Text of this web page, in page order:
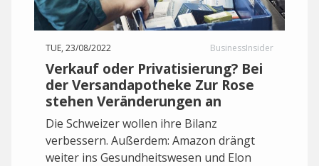
TUE, 23/08/2022 BusinessInsider
Verkauf oder Privatisierung? Bei
der Versandapotheke Zur Rose
stehen Veränderungen an
Die Schweizer wollen ihre Bilanz
verbessern. Außerdem: Amazon drängt
weiter ins Gesundheitswesen und Elon